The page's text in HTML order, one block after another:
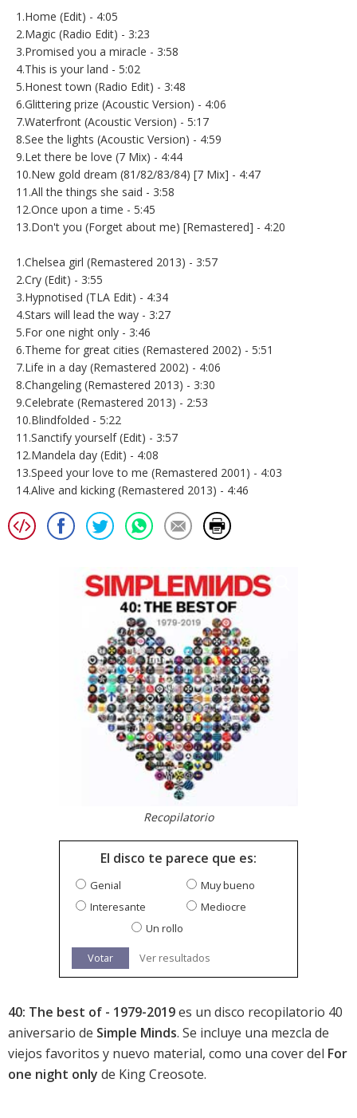
1.Home (Edit) - 4:05
2.Magic (Radio Edit) - 3:23
3.Promised you a miracle - 3:58
4.This is your land - 5:02
5.Honest town (Radio Edit) - 3:48
6.Glittering prize (Acoustic Version) - 4:06
7.Waterfront (Acoustic Version) - 5:17
8.See the lights (Acoustic Version) - 4:59
9.Let there be love (7 Mix) - 4:44
10.New gold dream (81/82/83/84) [7 Mix] - 4:47
11.All the things she said - 3:58
12.Once upon a time - 5:45
13.Don't you (Forget about me) [Remastered] - 4:20
1.Chelsea girl (Remastered 2013) - 3:57
2.Cry (Edit) - 3:55
3.Hypnotised (TLA Edit) - 4:34
4.Stars will lead the way - 3:27
5.For one night only - 3:46
6.Theme for great cities (Remastered 2002) - 5:51
7.Life in a day (Remastered 2002) - 4:06
8.Changeling (Remastered 2013) - 3:30
9.Celebrate (Remastered 2013) - 2:53
10.Blindfolded - 5:22
11.Sanctify yourself (Edit) - 3:57
12.Mandela day (Edit) - 4:08
13.Speed your love to me (Remastered 2001) - 4:03
14.Alive and kicking (Remastered 2013) - 4:46
Recopilatorio
El disco te parece que es:
Genial
Muy bueno
Interesante
Mediocre
Un rollo
Votar Ver resultados
40: The best of - 1979-2019es un disco recopilatorio 40
aniversario de Simple Minds. Se incluye una mezcla de
viejos favoritos y nuevo material, como una cover del For
one night only de King Creosote.